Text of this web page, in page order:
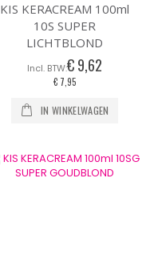
KIS KERACREAM 100ml
10S SUPER
LICHTBLOND
€ 9,62
€ 7,95
IN WINKELWAGEN